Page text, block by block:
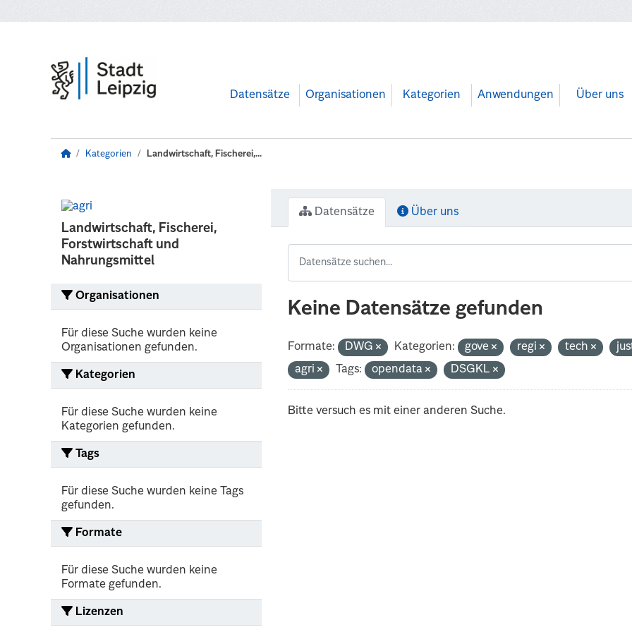
Datensätze Organisationen Kategorien Anwendungen Über uns
Kategorien Landwirtschaft, Fischerei,...
Landwirtschaft, Fischerei,
Forstwirtschaft und
Nahrungsmittel
Organisationen
Für diese Suche wurden keine
Organisationen gefunden.
Kategorien
Für diese Suche wurden keine
Kategorien gefunden.
Tags
Für diese Suche wurden keine Tags
gefunden.
Formate
Für diese Suche wurden keine
Formate gefunden.
Lizenzen
Datensätze Über uns
Keine Datensätze gefunden
Formate: DWG Kategorien: gove regi tech
agri
Tags: opendata DSGKL
Bitte versuch es mit einer anderen Suche.